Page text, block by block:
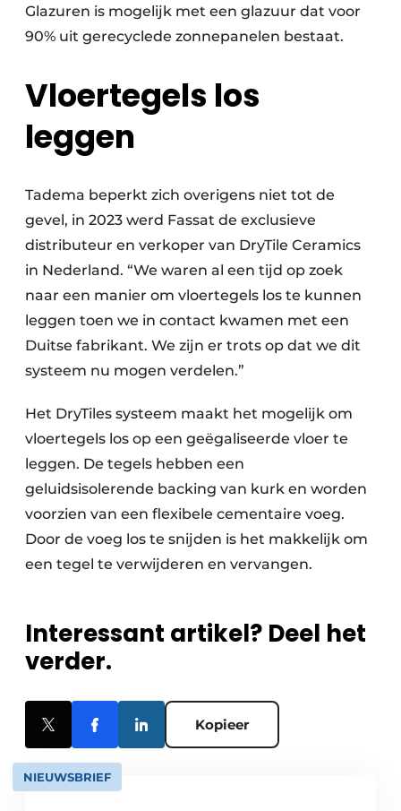
Glazuren is mogelijk met een glazuur dat voor
90% uit gerecyclede zonnepanelen bestaat.
Vloertegels los
leggen
Tadema beperkt zich overigens niet tot de
gevel, in 2023 werd Fassat de exclusieve
distributeur en verkoper van DryTile Ceramics
in Nederland. “We waren al een tijd op zoek
naar een manier om vloertegels los te kunnen
leggen toen we in contact kwamen met een
Duitse fabrikant. We zijn er trots op dat we dit
systeem nu mogen verdelen.”
Het DryTiles systeem maakt het mogelijk om
vloertegels los op een geëgaliseerde vloer te
leggen. De tegels hebben een
geluidsisolerende backing van kurk en worden
voorzien van een flexibele cementaire voeg.
Door de voeg los te snijden is het makkelijk om
een tegel te verwijderen en vervangen.
Interessant artikel? Deel het
verder.
Kopieer
NIEUWSBRIEF